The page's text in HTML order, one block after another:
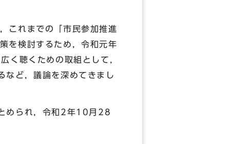
これまでの「市民参加推進
を検討するため，令和元年
く聴くための取組として，
など，議論を深めてきまし
められ，令和2年10月28